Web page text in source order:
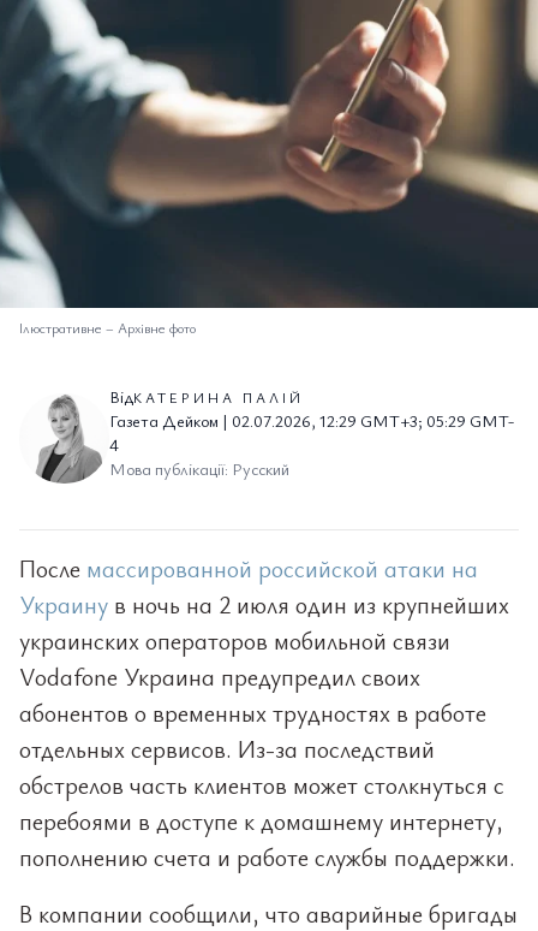
Ілюстративне – Архівне фото
ВідКАТЕРИНА ПАЛІЙ
Газета Дейком | 02.07.2026, 12:29 GMT+3; 05:29 GMT-
4
Мова публікації: Русский
После массированной российской атаки на
Украину в ночь на 2 июля один из крупнейших
украинских операторов мобильной связи
Vodafone Украина предупредил своих
абонентов о временных трудностях в работе
отдельных сервисов. Из-за последствий
обстрелов часть клиентов может столкнуться с
перебоями в доступе к домашнему интернету,
пополнению счета и работе службы поддержки.
В компании сообщили, что аварийные бригады